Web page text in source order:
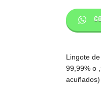
Lingote
99,99% o